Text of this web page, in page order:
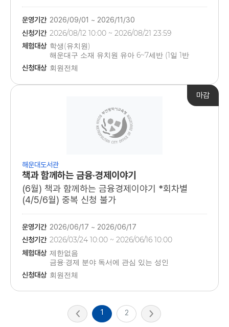
운영기간 2026/09/01 ~ 2026/11/30
신청기간 2026/08/12 10:00 ~ 2026/08/21 23:59
체험대상 학생(유치원)
해운대구 소재 유치원 유아 6~7세반 (1일 1반
20명 내외)
신청대상 회원전체
해운대도서관
책과 함께하는 금융·경제이야기
(6월) 책과 함께하는 금융경제이야기 *회차별
(4/5/6월) 중복 신청 불가
운영기간 2026/06/17 ~ 2026/06/17
신청기간 2026/03/24 10:00 ~ 2026/06/16 10:00
체험대상 제한없음
금융·경제 분야 독서에 관심 있는 성인
신청대상 회원전체
마감
1 2